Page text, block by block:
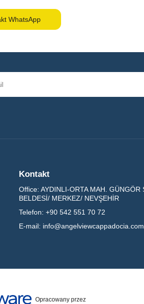
WhatsApp
Kontakt
Office: AYDINLI-ORTA MAH.
BELDESİ/ MERKEZ/ NEVŞEHİR
Telefon: +90 542 551 70 72
E-mail: info@angelviewcappadocia.com
Opracowany przez